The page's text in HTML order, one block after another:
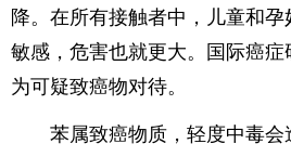
降。在所有接触者中，儿童和
敏感，危害也就更大。国际癌
为可疑致癌物对待。
苯属致癌物质，轻度中毒会